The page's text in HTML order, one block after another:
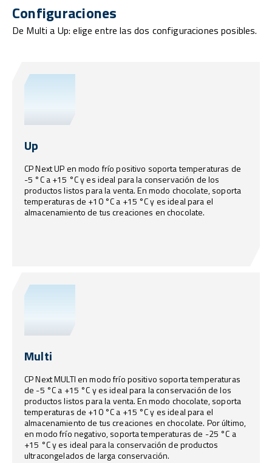
Configuraciones
De Multi a Up: elige entre las dos configuraciones posibles.
Up
CP Next UP en modo frío positivo soporta temperaturas de
-5 °C a +15 °C y es ideal para la conservación de los
productos listos para la venta. En modo chocolate, soporta
temperaturas de +10 °C a +15 °C y es ideal para el
almacenamiento de tus creaciones en chocolate.
Multi
CP Next MULTI en modo frío positivo soporta temperaturas
de -5 °C a +15 °C y es ideal para la conservación de los
productos listos para la venta. En modo chocolate, soporta
temperaturas de +10 °C a +15 °C y es ideal para el
almacenamiento de tus creaciones en chocolate. Por último,
en modo frío negativo, soporta temperaturas de -25 °C a
+15 °C y es ideal para la conservación de productos
ultracongelados de larga conservación.